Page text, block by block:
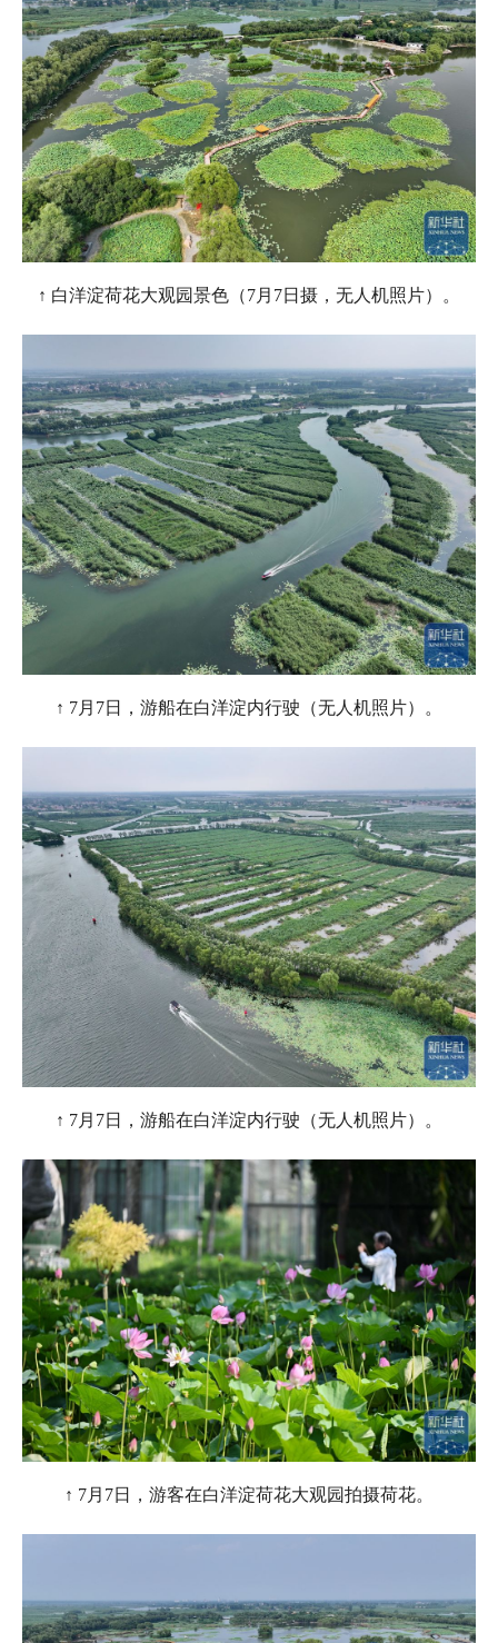
↑ 白洋淀荷花大观园景色（7月7日摄，无人机照片）。
↑ 7月7日，游船在白洋淀内行驶（无人机照片）。
↑ 7月7日，游船在白洋淀内行驶（无人机照片）。
↑ 7月7日，游客在白洋淀荷花大观园拍摄荷花。